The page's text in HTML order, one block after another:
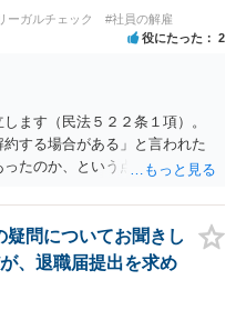
ーガルチェック #社員の解雇
役にたった 2
ます（民法５２２条１項）。
約する場合がある」と言われた
たのか、という点を最初に確
リーランスの方との取引で、
は全体の4割弱にとどまってい
ンス白書２０２０」）。「トラ
による契約締結であり、口約
る」とも。（同） 詳しくお話
問についてお聞きし
、退職届提出を求め